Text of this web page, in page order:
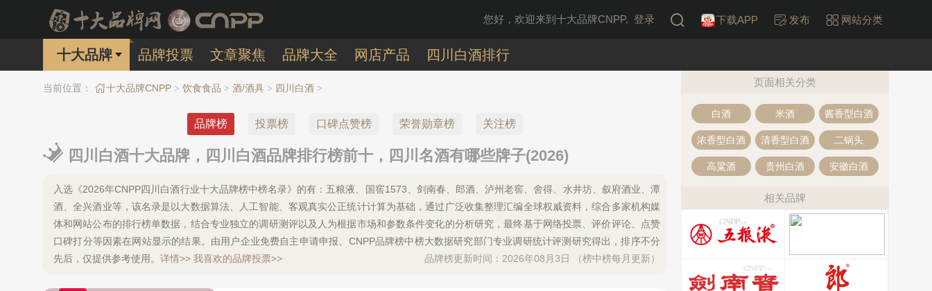
您好，欢迎来到十大品牌CNPP, 登录 下载APP 发布 网站分类
十大品牌 品牌投票 文章聚焦 品牌大全 网店产品 四川白酒排行
当前位置： 十大品牌CNPP > 饮食食品 > 酒/酒具 > 四川白酒 >
品牌榜 投票榜 口碑点赞榜 荣誉勋章榜 关注榜
四川白酒十大品牌，四川白酒品牌排行榜前十，四川名酒有哪些牌子(2026)
入选《2026年CNPP四川白酒行业十大品牌榜中榜名录》的有：五粮液、国窖1573、剑南春、郎酒、泸州老窖、舍得、水井坊、叙府酒业、潭
酒、全兴酒业等，该名录是以大数据算法、人工智能、客观真实公正统计计算为基础，通过广泛收集整理汇编全球权威资料，综合多家机构媒
体和网站公布的排行榜单数据，结合专业独立的调研测评以及人为根据市场和参数条件变化的分析研究，最终基于网络投票、评价评论、点赞
口碑打分等因素在网站显示的结果。由用户企业免费自主申请申报、CNPP品牌榜中榜大数据研究部门专业调研统计评测研究得出，排序不分
先后，仅提供参考使用。 详情>> 我喜欢的品牌投票>> 品牌榜更新时间：2026年08月3日 （榜中榜每月更新）
页面相关分类
白酒 米酒 酱香型白酒
浓香型白酒 清香型白酒 二锅头
高粱酒 贵州白酒 安徽白酒
相关品牌